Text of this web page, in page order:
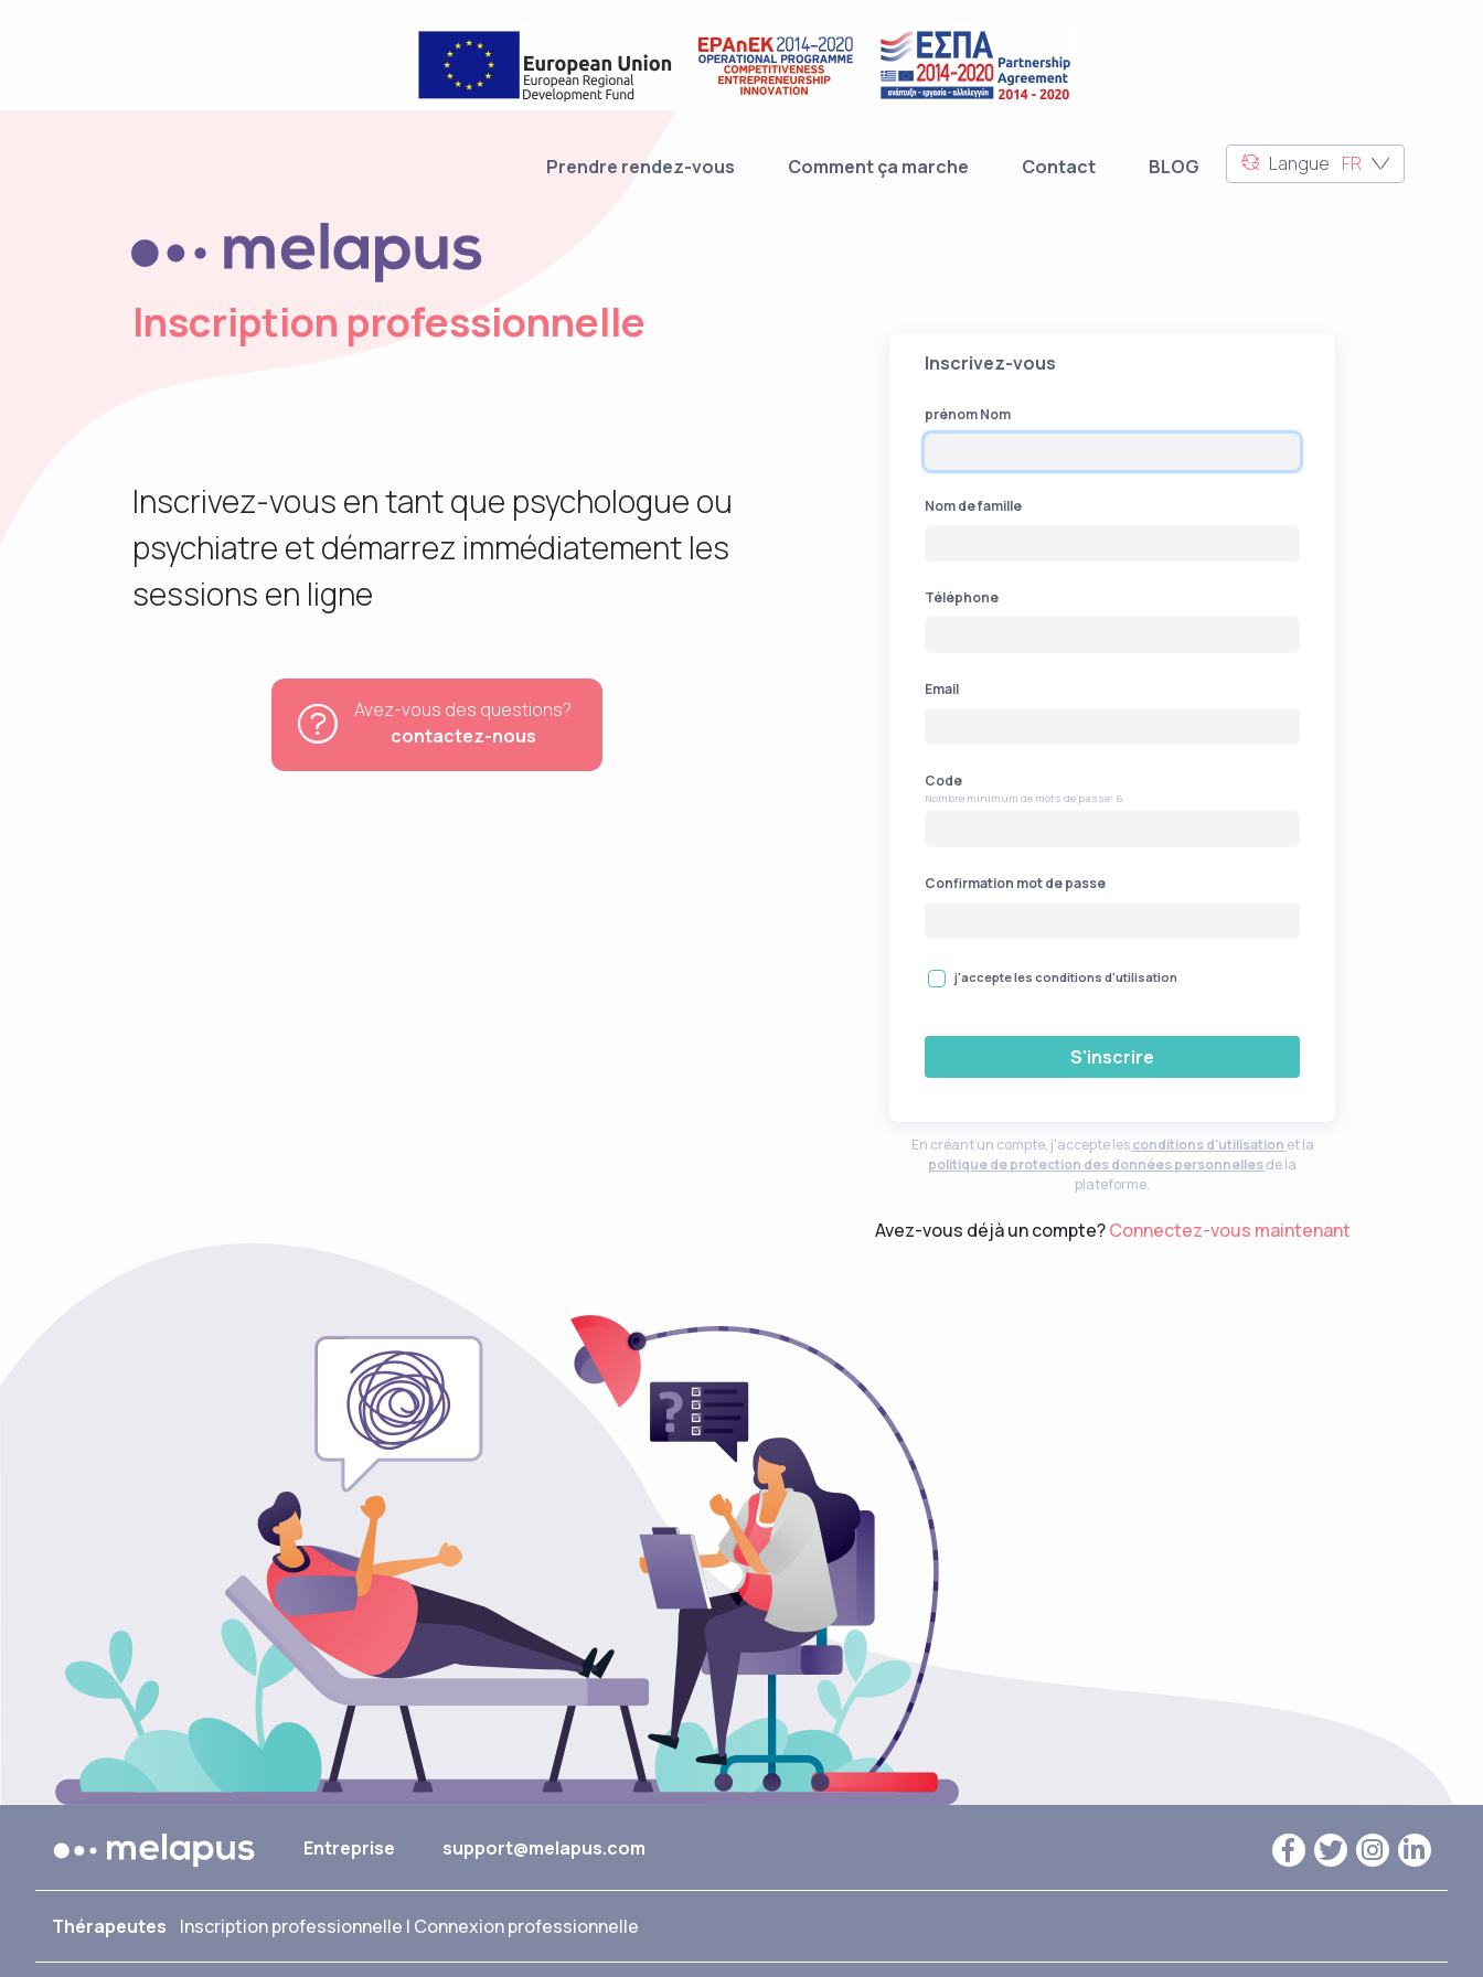
Prendre rendez-vous Comment ça marche Contact BLOG Langue FR
Inscription professionnelle
Inscrivez-vous en tant que psychologue ou
psychiatre et démarrez immédiatement les
sessions en ligne
Avez-vous des questions?
contactez-nous
Inscrivez-vous
prénom Nom
Nom de famille
Téléphone
Email
Code
Nombre minimum de mots de passe: 6
Confirmation mot de passe
j'accepte les conditions d'utilisation
En créant un compte, j'accepte lesconditions d'utilisation et la
politique de protection des données personnellesde la
plateforme.
Avez-vous déjà un compte?Connectez-vous maintenant
Entreprise support@melapus.com
Thérapeutes Inscription professionnelle | Connexion professionnelle